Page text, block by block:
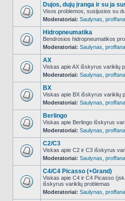
NO_UNREAD_POSTS
Dujos, dujų įranga ir su ja
Visos problemos, susijusios su
Moderatoriai: Saulynas
NO_UNREAD_POSTS
Hidropneumatika
Bendrosios hidropneumatikos
Moderatoriai: Saulynas
NO_UNREAD_POSTS
AX
Viskas apie AX išskyrus variklių
Moderatoriai: Saulynas
NO_UNREAD_POSTS
BX
Viskas apie BX išskyrus variklių
Moderatoriai: Saulynas
NO_UNREAD_POSTS
Berlingo
Viskas apie Berlingo išskyrus
Moderatoriai: Saulynas
NO_UNREAD_POSTS
C2/C3
Viskas apie C2 ir C3 išskyrus
Moderatoriai: Saulynas
NO_UNREAD_POSTS
C4/C4 Picasso (+Grand)
Viskas apie C4 ir C4 Picasso
išskyrus variklių problemas
Moderatoriai: Saulynas